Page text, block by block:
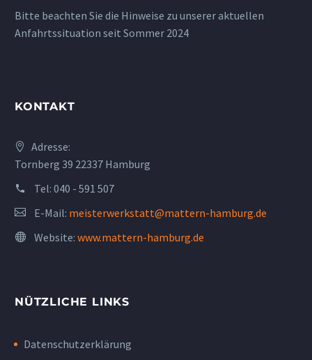
Bitte beachten Sie die Hinweise zu unserer aktuellen
Anfahrtssituation seit Sommer 2024
KONTAKT
Adresse:
Tornberg 39 22337 Hamburg
Tel: 040 - 591 507
E-Mail: meisterwerkstatt@mattern-hamburg.de
Website: www.mattern-hamburg.de
NÜTZLICHE LINKS
Datenschutzerklärung